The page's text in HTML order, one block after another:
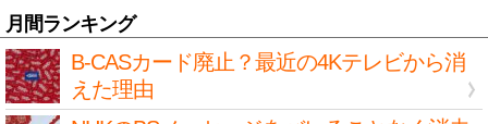
月間ランキング
B-CASカード廃止？最近の4Kテレビから消
えた理由